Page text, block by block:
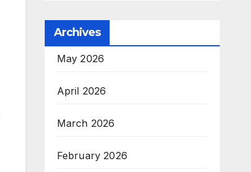
Archives
May 2026
April 2026
March 2026
February 2026